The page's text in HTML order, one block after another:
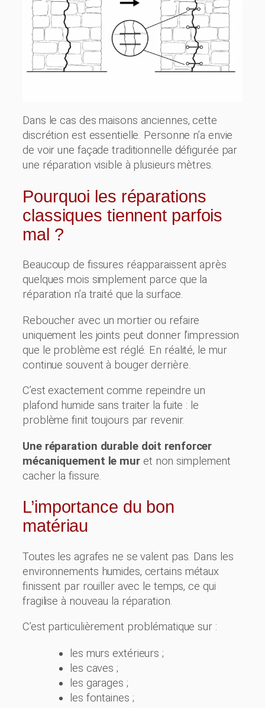
Dans le cas des maisons anciennes, cette
discrétion est essentielle. Personne n’a envie
de voir une façade traditionnelle défigurée par
une réparation visible à plusieurs mètres.
Pourquoi les réparations
classiques tiennent parfois
mal ?
Beaucoup de fissures réapparaissent après
quelques mois simplement parce que la
réparation n’a traité que la surface.
Reboucher avec un mortier ou refaire
uniquement les joints peut donner l’impression
que le problème est réglé. En réalité, le mur
continue souvent à bouger derrière.
C’est exactement comme repeindre un
plafond humide sans traiter la fuite : le
problème finit toujours par revenir.
Une réparation durable doit renforcer
mécaniquement le mur et non simplement
cacher la fissure.
L’importance du bon
matériau
Toutes les agrafes ne se valent pas. Dans les
environnements humides, certains métaux
finissent par rouiller avec le temps, ce qui
fragilise à nouveau la réparation.
C’est particulièrement problématique sur :
les murs extérieurs ;
les caves ;
les garages ;
les fontaines ;